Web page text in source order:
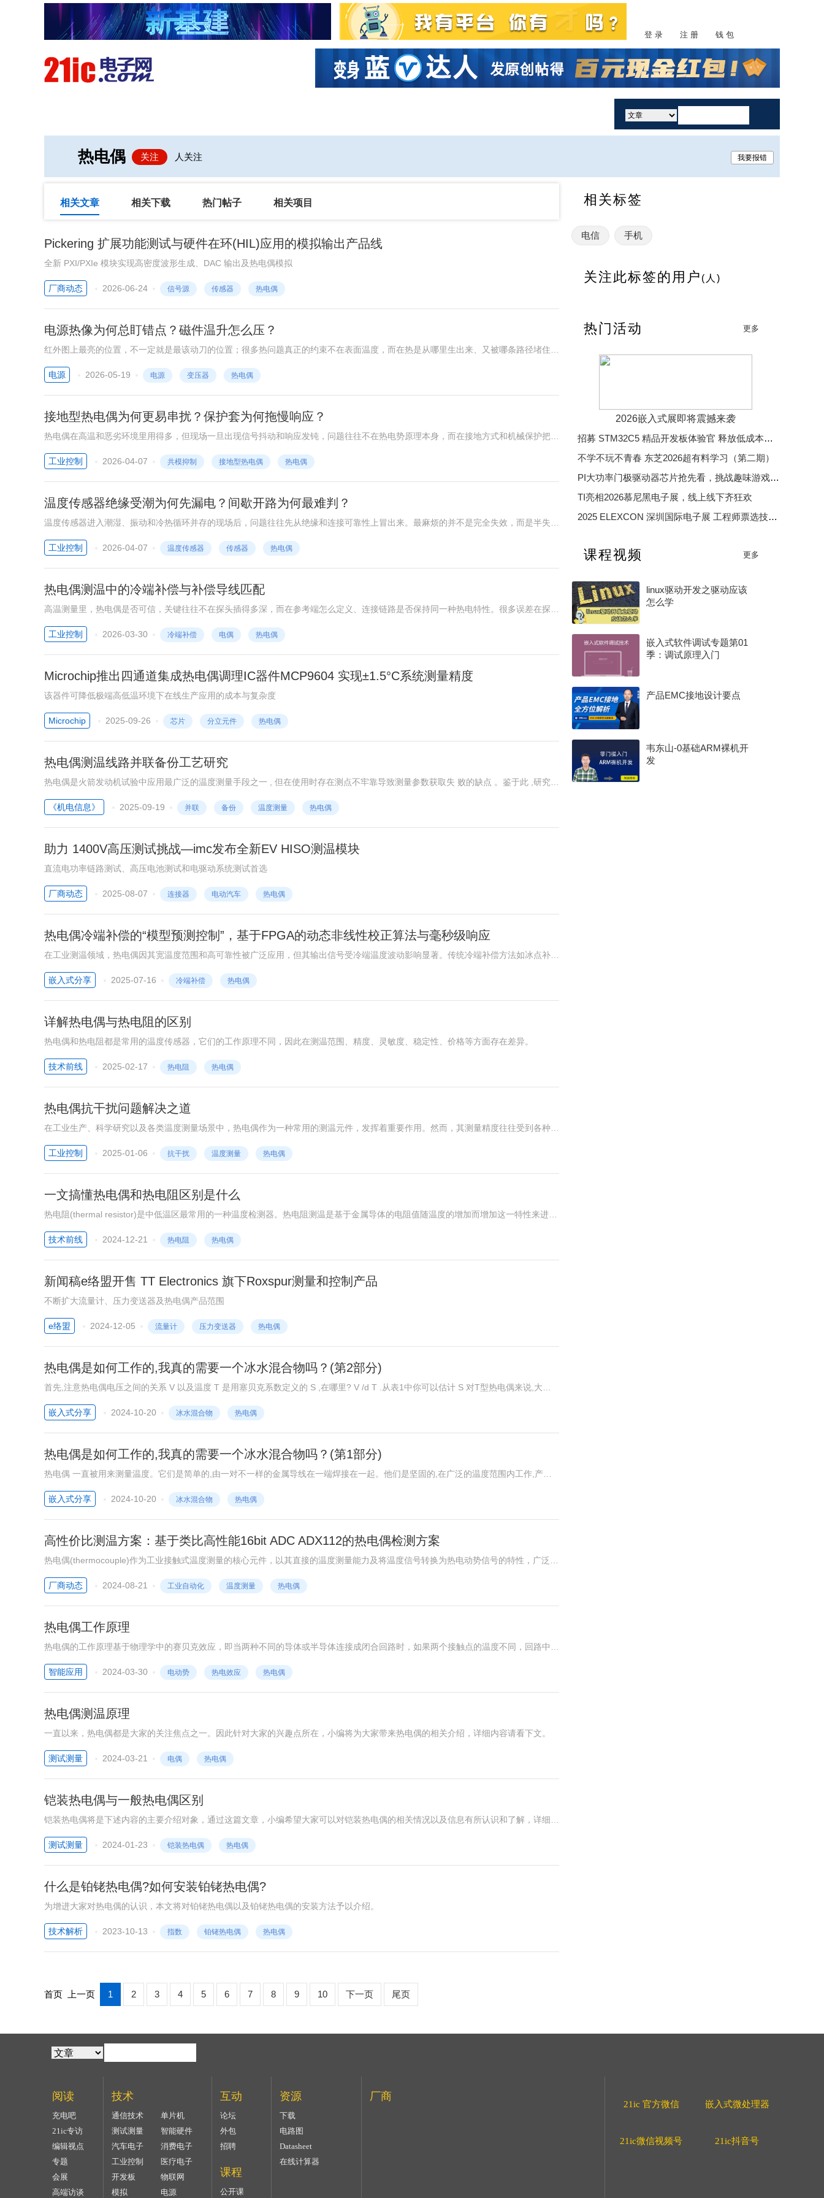
登 录 注 册 钱 包
热电偶 关注 人关注 我要报错
相关文章 相关下载 热门帖子 相关项目
Pickering 扩展功能测试与硬件在环(HIL)应用的模拟输出产品线
全新 PXI/PXIe 模块实现高密度波形生成、DAC 输出及热电偶模拟
厂商动态 2026-06-24 信号源 传感器 热电偶
电源热像为何总盯错点？磁件温升怎么压？
红外图上最亮的位置，不一定就是最该动刀的位置；很多热问题真正的约束不在表面温度，而在热是从哪里生出来、又被哪条路径堵住。
电源若只凭一张热像图做整改，常会把铜损、铁损和界面热阻混成同一个热点。
电源
2026-05-19 电源 变压器 热电偶
接地型热电偶为何更易串扰？保护套为何拖慢响应？
热电偶在高温和恶劣环境里用得多，但现场一旦出现信号抖动和响应发钝，问题往往不在热电势原理本身，而在接地方式和机械保护把测
量链改写了。
工业控制
2026-04-07 共模抑制 接地型热电偶 热电偶
温度传感器绝缘受潮为何先漏电？间歇开路为何最难判？
温度传感器进入潮湿、振动和冷热循环并存的现场后，问题往往先从绝缘和连接可靠性上冒出来。最麻烦的并不是完全失效，而是半失效
状态让读数还在跳，却已经不再可信。
工业控制
2026-04-07 温度传感器 传感器 热电偶
热电偶测温中的冷端补偿与补偿导线匹配
高温测量里，热电偶是否可信，关键往往不在探头插得多深，而在参考端怎么定义、连接链路是否保持同一种热电特性。很多误差在探头
之外就已产生。
工业控制
2026-03-30 冷端补偿 电偶 热电偶
Microchip推出四通道集成热电偶调理IC器件MCP9604 实现±1.5°C系统测量精度
该器件可降低极端高低温环境下在线生产应用的成本与复杂度
Microchip 2025-09-26 芯片 分立元件 热电偶
热电偶测温线路并联备份工艺研究
热电偶是火箭发动机试验中应用最广泛的温度测量手段之一 , 但在使用时存在测点不牢靠导致测量参数获取失 败的缺点 。鉴于此 ,研究了
热电偶测温线路并联备份连接工艺 ,使用热电偶并联测温线路代替传统的单路测温连接方式。试验 证明 ,该方法可以有效达到降低试验测
点失效风险 ,提高试验系统可靠性的目的 。
《机电信息》 2025-09-19 并联 备份 温度测量 热电偶
助力 1400V高压测试挑战—imc发布全新EV HISO测温模块
直流电功率链路测试、高压电池测试和电驱动系统测试首选
厂商动态 2025-08-07 连接器 电动汽车 热电偶
热电偶冷端补偿的“模型预测控制”，基于FPGA的动态非线性校正算法与毫秒级响应
在工业测温领域，热电偶因其宽温度范围和高可靠性被广泛应用，但其输出信号受冷端温度波动影响显著。传统冷端补偿方法如冰点补
偿、固定补偿等存在响应滞后、环境适应性差等问题，难以满足现代工业对毫秒级动态响应的需求。基于FPGA的模型预测控制(MPC)技
术通过构建动态非线性校正模型，结合硬件并行计算优势，可实现冷端补偿的毫秒级响应与亚摄氏度级精度。
嵌入式分享 2025-07-16 冷端补偿 热电偶
详解热电偶与热电阻的区别
热电偶和热电阻都是常用的温度传感器，它们的工作原理不同，因此在测温范围、精度、灵敏度、稳定性、价格等方面存在差异。
技术前线 2025-02-17 热电阻 热电偶
热电偶抗干扰问题解决之道
在工业生产、科学研究以及各类温度测量场景中，热电偶作为一种常用的测温元件，发挥着重要作用。然而，其测量精度往往受到各种干
扰因素的影响，解决热电偶的抗干扰问题成为确保温度测量准确性和可靠性的关键。
工业控制
2025-01-06 抗干扰 温度测量 热电偶
一文搞懂热电偶和热电阻区别是什么
热电阻(thermal resistor)是中低温区最常用的一种温度检测器。热电阻测温是基于金属导体的电阻值随温度的增加而增加这一特性来进行
温度测量的。它的主要特点是测量精度高，性能稳定。其中铂热电阻的测量精确度是最高的，它不仅广泛应用于工业测温，而且被制成标
准的基准仪。热电阻大都由纯金属材料制成，应用最多的是铂和铜，此外，已开始采用镍、锰和铑等材料制造热电阻。金属热电阻常用的
感温材料种类较多，最常用的是铂丝。工业测量用金属热电阻材料除铂丝外，还有铜、镍、铁、铁—镍等。
技术前线 2024-12-21 热电阻 热电偶
新闻稿e络盟开售 TT Electronics 旗下Roxspur测量和控制产品
不断扩大流量计、压力变送器及热电偶产品范围
e络盟 2024-12-05 流量计 压力变送器 热电偶
热电偶是如何工作的,我真的需要一个冰水混合物吗？(第2部分)
首先,注意热电偶电压之间的关系 V 以及温度 T 是用塞贝克系数定义的 S ,在哪里? V /d T .从表1中你可以估计 S 对T型热电偶来说,大约
等于14.862mV/300k,或49.54mM/K。不过, S 它本身是温度的函数,所以T型热电偶的电压温度曲线 图2 这并不是线性的,我们不能简单地
以这种方式增加温度。
嵌入式分享 2024-10-20 冰水混合物 热电偶
热电偶是如何工作的,我真的需要一个冰水混合物吗？(第1部分)
热电偶 一直被用来测量温度。它们是简单的,由一对不一样的金属导线在一端焊接在一起。他们是坚固的,在广泛的温度范围内工作,产生
容易测量的电压,不需要外部激励。
嵌入式分享
2024-10-20 冰水混合物 热电偶
高性价比测温方案：基于类比高性能16bit ADC ADX112的热电偶检测方案
热电偶(thermocouple)作为工业接触式温度测量的核心元件，以其直接的温度测量能力及将温度信号转换为热电动势信号的特性，广泛应
用于各种工业测温场合。这种转换过程通过电气仪表(二次仪表)实现，将热电势信号准确转换为被测介质的温度值。热电偶以其结构的简
洁性、制造的便捷性、宽广的测量范围、高精度、小惯性，以及便于远程传输的输出信号等优势，确立了其在工业测量中的重要地位。
厂商动态 2024-08-21 工业自动化 温度测量 热电偶
热电偶工作原理
热电偶的工作原理基于物理学中的赛贝克效应，即当两种不同的导体或半导体连接成闭合回路时，如果两个接触点的温度不同，回路中将
产生热电动势，这种现象称为热电效应。
智能应用
2024-03-30 电动势 热电效应 热电偶
热电偶测温原理
一直以来，热电偶都是大家的关注焦点之一。因此针对大家的兴趣点所在，小编将为大家带来热电偶的相关介绍，详细内容请看下文。
测试测量 2024-03-21 电偶 热电偶
铠装热电偶与一般热电偶区别
铠装热电偶将是下述内容的主要介绍对象，通过这篇文章，小编希望大家可以对铠装热电偶的相关情况以及信息有所认识和了解，详细内
容如下。
测试测量
2024-01-23 铠装热电偶 热电偶
什么是铂铑热电偶?如何安装铂铑热电偶?
为增进大家对热电偶的认识，本文将对铂铑热电偶以及铂铑热电偶的安装方法予以介绍。
技术解析 2023-10-13 指数 铂铑热电偶 热电偶
首页 上一页 1 2 3 4 5 6 7 8 9 10 下一页 尾页
相关标签
电信 手机
关注此标签的用户 (人)
热门活动 更多
2026嵌入式展即将震撼来袭
招募 STM32C5 精品开发板体验官 释放低成本、低功耗、高效率开发魅力
不学不玩不青春 东芝2026超有料学习（第二期）
PI大功率门极驱动器芯片抢先看，挑战趣味游戏赢精美好礼
TI亮相2026慕尼黑电子展，线上线下齐狂欢
2025 ELEXCON 深圳国际电子展 工程师票选技术大奖
2025 年度电子产业卓越奖
课程视频 更多
linux驱动开发之驱动应该
怎么学
嵌入式软件调试专题第01
季：调试原理入门
产品EMC接地设计要点
韦东山-0基础ARM裸机开
发
阅读
充电吧
21ic专访
编辑视点
专题
会展
高端访谈
技术
通信技术
单片机
测试测量
智能硬件
汽车电子
消费电子
工业控制
医疗电子
开发板
物联网
模拟
电源
互动
论坛
外包
招聘
课程
公开课
资源
下载
电路图
Datasheet
在线计算器
厂商
21ic 官方微信 嵌入式微处理器
21ic微信视频号 21ic抖音号